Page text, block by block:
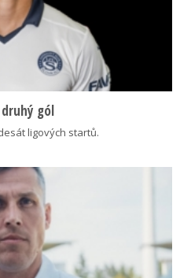
gól
ligových startů.